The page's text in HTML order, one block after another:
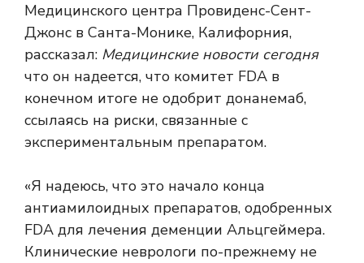
Медицинского центра Провиденс-Сент-
Джонс в Санта-Монике, Калифорния,
рассказал: Медицинские новости сегодня
что он надеется, что комитет FDA в
конечном итоге не одобрит донанемаб,
ссылаясь на риски, связанные с
экспериментальным препаратом.
«Я надеюсь, что это начало конца
антиамилоидных препаратов, одобренных
FDA для лечения деменции Альцгеймера.
Клинические неврологи по-прежнему не